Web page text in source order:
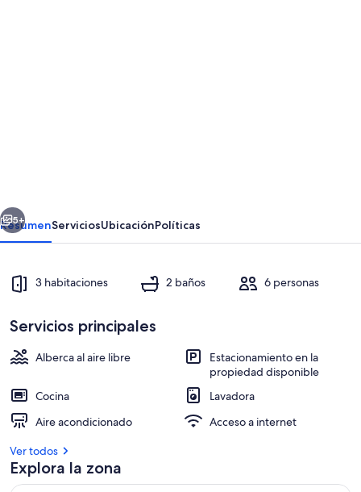
Beach
@
Residencias
Destino,
Playa
Cocos
Habitación
Siguiente
5+
ResumenServiciosUbicaciónPolíticas
3 habitaciones 2 baños 6 personas
Servicios principales
Alberca al aire libre
Estacionamiento en la
propiedad disponible
Cocina
Lavadora
Aire acondicionado
Acceso a internet
Ver todos
Explora la zona